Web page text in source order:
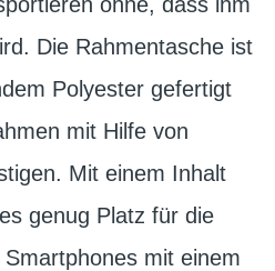
Die Rahmentasche ist
Polyester gefertigt
mit Hilfe von
Mit einem Inhalt
genug Platz für die
mit einem